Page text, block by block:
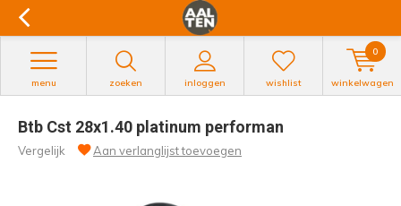
zoeken inloggen
menu wishlist winkelwagen
0
Btb Cst 28x1.40 platinum performan
Vergelijk Aan verlanglijst toevoegen